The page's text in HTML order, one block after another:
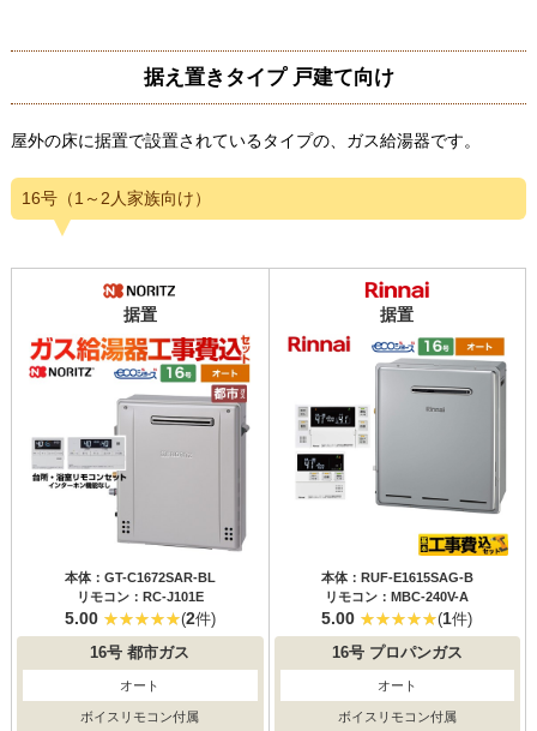
据え置きタイプ 戸建て向け
屋外の床に据置で設置されているタイプの、ガス給湯器です。
16号（1～2人家族向け）
据置
本体：GT-C1672SAR-BL
リモコン：RC-J101E
5.00 (2件)
16号 都市ガス
オート
ボイスリモコン付属
据置
本体：RUF-E1615SAG-B
リモコン：MBC-240V-A
5.00 (1件)
16号プロパンガス
オート
ボイスリモコン付属